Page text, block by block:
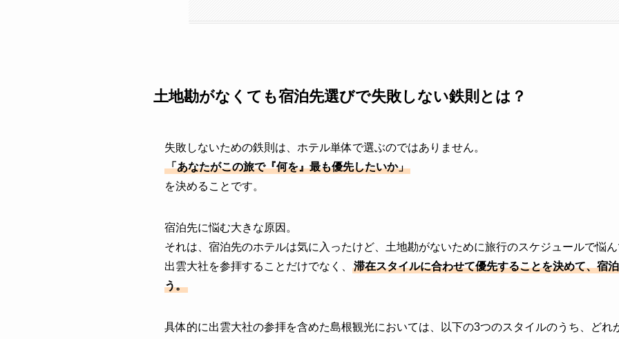
土地勘がなくても宿泊先選びで失敗しない鉄則とは？
失敗しないための鉄則は、ホテル単体で選ぶのではありません。
「あなたがこの旅で『何を』最も優先したいか」
を決めることです。
宿泊先に悩む大きな原因。
それは、宿泊先のホテルは気に入ったけど、土地勘がないために旅行のスケジュールで悩
出雲大社を参拝することだけでなく、
滞在スタイルに合わせて優先することを決めて、宿
う。
具体的に出雲大社の参拝を含めた島根観光においては、以下の3つのスタイルのうち、どれ